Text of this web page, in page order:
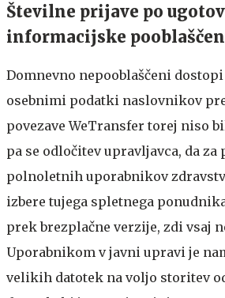
Številne prijave po
informacijske
Domnevno nepooblaščeni
osebnimi podatki naslovnikov
povezave WeTransfer torej niso
pa se odločitev upravljavca, da za
polnoletnih uporabnikov
izbere tujega spletnega
prek brezplačne verzije, zdi vsaj
Uporabnikom v javni upravi je
velikih datotek na voljo storitev